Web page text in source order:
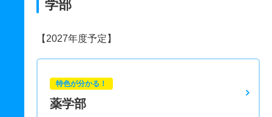
学部
【2027年度予定】
特色が分かる！
薬学部